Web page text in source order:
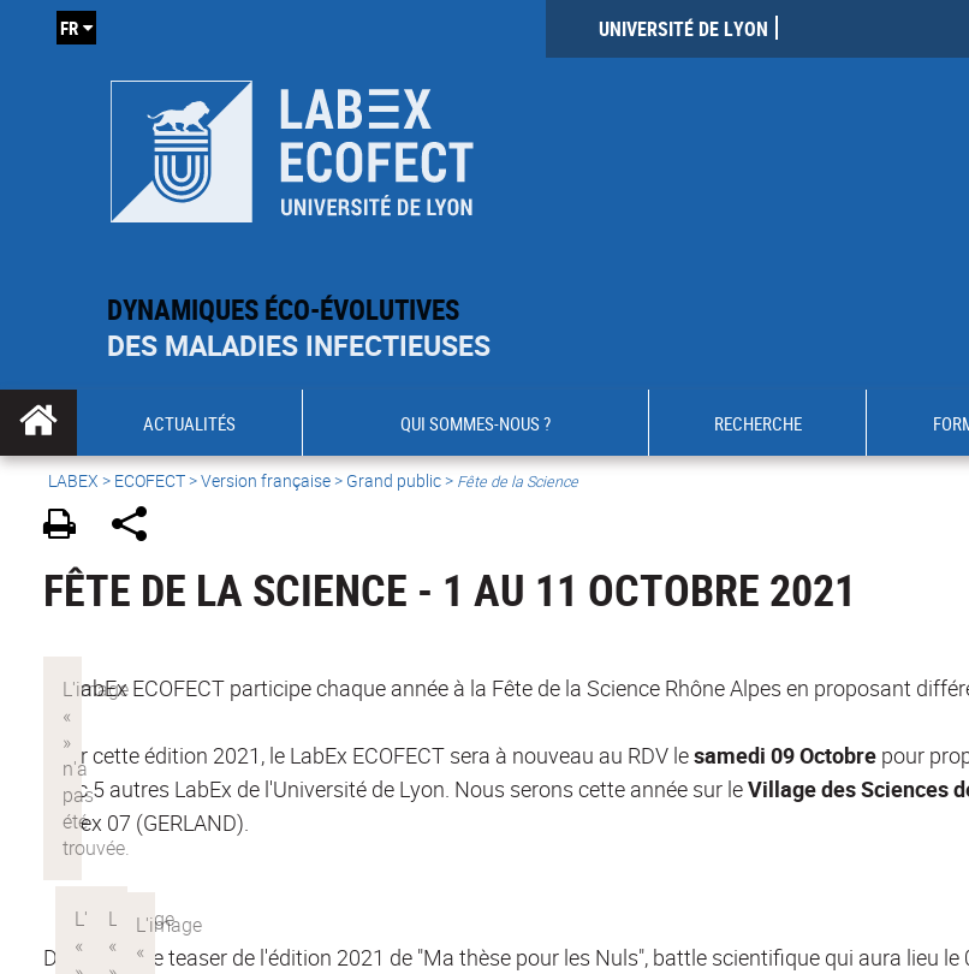
DYNAMIQUES ÉCO-ÉVOLUTIVES
DES MALADIES INFECTIEUSES
UNIVERSITÉ DE LYON
FR
ACTUALITÉS QUI SOMMES-NOUS ? RECHERCHE
LABEX > ECOFECT>Version française> Grand public > Fête de la Science
FÊTE DE LA SCIENCE - 1 AU 11 OCTOBRE 2021
Le LabEx ECOFECT participe chaque année à la Fête de la Science Rhône Alpes en proposant
Pour cette édition 2021, le LabEx ECOFECT sera à nouveau au RDV lesamedi 09 Octobre pour
avec 5 autres LabEx de l'Université de Lyon. Nous serons cette année sur leVillage des Sciences
Cedex 07 (GERLAND).
Découvrez le teaser de l'édition 2021 de "Ma thèse pour les Nuls", battle scientifique qui aura lieu le